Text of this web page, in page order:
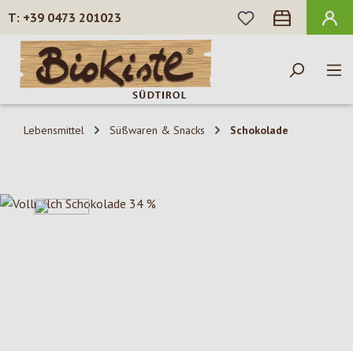
Zum Hauptinhalt springen
+39 0473 201023
DU HAST 0
Lebensmittel Süßwaren & Snacks Schokolade
Bildergalerie überspringen